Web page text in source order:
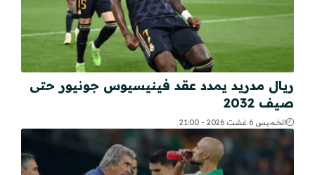
ريال مدريد يمدد عقد فينيسيوس جونيور حتى
صيف 2032
الخميس 6 غشت 2026 - 21:00